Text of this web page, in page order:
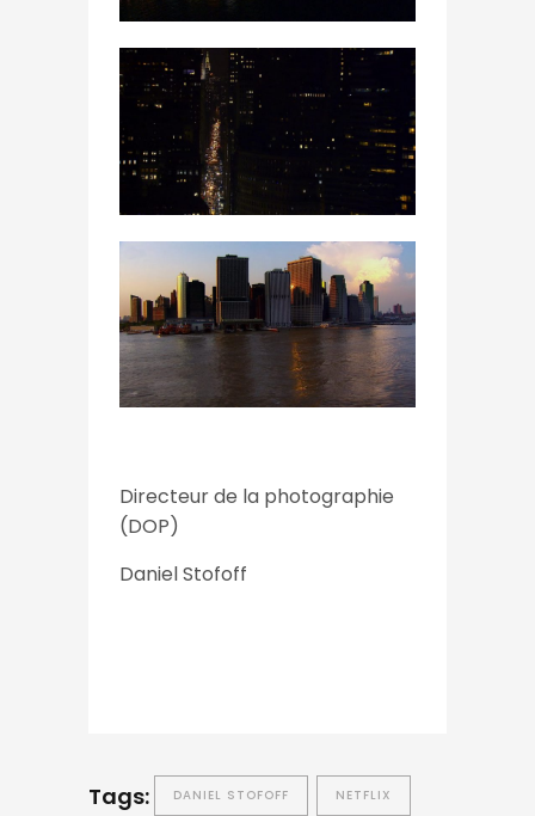
Directeur de la photographie
(DOP)
Daniel Stofoff
Tags: DANIEL STOFOFF NETFLIX